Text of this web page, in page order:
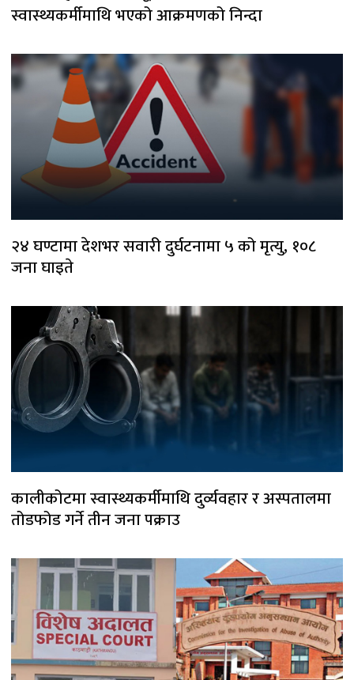
स्वास्थ्यकर्मीमाथि भएको आक्रमणको निन्दा
२४ घण्टामा देशभर सवारी दुर्घटनामा ५ को मृत्यु, १०८
जना घाइते
कालीकोटमा स्वास्थ्यकर्मीमाथि दुर्व्यवहार र अस्पतालमा
तोडफोड गर्ने तीन जना पक्राउ